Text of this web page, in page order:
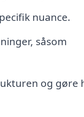
nuance.
såsom
og gøre